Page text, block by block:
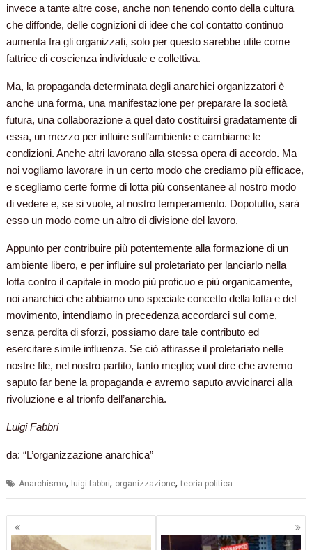
invece a tante altre cose, anche non tenendo conto della cultura
che diffonde, delle cognizioni di idee che col contatto continuo
aumenta fra gli organizzati, solo per questo sarebbe utile come
fattrice di coscienza individuale e collettiva.
Ma, la propaganda determinata degli anarchici organizzatori è
anche una forma, una manifestazione per preparare la società
futura, una collaborazione a quel dato costituirsi gradatamente di
essa, un mezzo per influire sull’ambiente e cambiarne le
condizioni. Anche altri lavorano alla stessa opera di accordo. Ma
noi vogliamo lavorare in un certo modo che crediamo più efficace,
e scegliamo certe forme di lotta più consentanee al nostro modo
di vedere e, se si vuole, al nostro temperamento. Dopotutto, sarà
esso un modo come un altro di divisione del lavoro.
Appunto per contribuire più potentemente alla formazione di un
ambiente libero, e per influire sul proletariato per lanciarlo nella
lotta contro il capitale in modo più proficuo e più organicamente,
noi anarchici che abbiamo uno speciale concetto della lotta e del
movimento, intendiamo in precedenza accordarci sul come,
senza perdita di sforzi, possiamo dare tale contributo ed
esercitare simile influenza. Se ciò attirasse il proletariato nelle
nostre file, nel nostro partito, tanto meglio; vuol dire che avremo
saputo far bene la propaganda e avremo saputo avvicinarci alla
rivoluzione e al trionfo dell’anarchia.
Luigi Fabbri
da: “L’organizzazione anarchica”
Anarchismo, luigi fabbri, organizzazione,teoria politica
Navigazione
articoli